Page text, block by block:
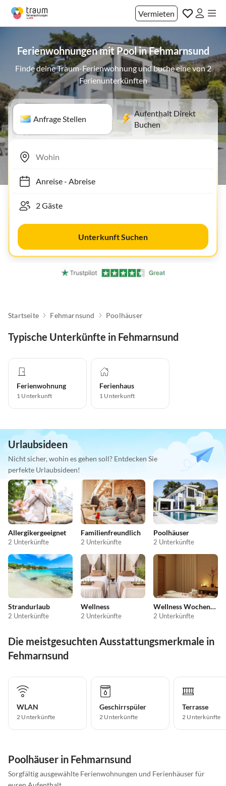
Vermieten
Ferienwohnungen mit Pool in Fehmarnsund
Finde deine Traum-Ferienwohnung und buche eine von 2
Ferienunterkünften
Anfrage Stellen
Aufenthalt Direkt
Buchen
Anreise- Abreise
Unterkunft Suchen
Startseite Fehmarnsund Poolhäuser
Typische Unterkünfte in Fehmarnsund
Ferienwohnung
1 Unterkunft
Ferienhaus
1 Unterkunft
Urlaubsideen
Nicht sicher, wohin es gehen soll? Entdecken Sie
perfekte Urlaubsideen!
Allergikergeeignet
2 Unterkünfte
Familienfreundlich
2 Unterkünfte
Poolhäuser
2 Unterkünfte
Strandurlaub
2 Unterkünfte
Wellness
2 Unterkünfte
Wellness Wochenende
2 Unterkünfte
Die meistgesuchten Ausstattungsmerkmale in
Fehmarnsund
WLAN
2 Unterkünfte
Geschirrspüler
2 Unterkünfte
Terrasse
2 Unterkünfte
Poolhäuser in Fehmarnsund
Sorgfältig ausgewählte Ferienwohnungen und Ferienhäuser für